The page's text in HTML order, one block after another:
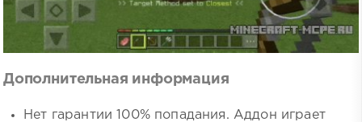
Дополнительная информация
Нет гарантии 100% попадания. Аддон играет